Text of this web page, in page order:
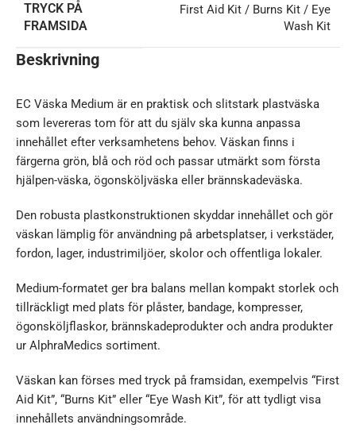
TRYCK PÅ
FRAMSIDA
First Aid Kit / Burns Kit / Eye
Wash Kit
Beskrivning
EC Väska Medium är en praktisk och slitstark plastväska
som levereras tom för att du själv ska kunna anpassa
innehållet efter verksamhetens behov. Väskan finns i
färgerna grön, blå och röd och passar utmärkt som första
hjälpen-väska, ögonsköljväska eller brännskadeväska.
Den robusta plastkonstruktionen skyddar innehållet och gör
väskan lämplig för användning på arbetsplatser, i verkstäder,
fordon, lager, industrimiljöer, skolor och offentliga lokaler.
Medium-formatet ger bra balans mellan kompakt storlek och
tillräckligt med plats för plåster, bandage, kompresser,
ögonsköljflaskor, brännskadeprodukter och andra produkter
ur AlphraMedics sortiment.
Väskan kan förses med tryck på framsidan, exempelvis “First
Aid Kit”, “Burns Kit” eller “Eye Wash Kit”, för att tydligt visa
innehållets användningsområde.